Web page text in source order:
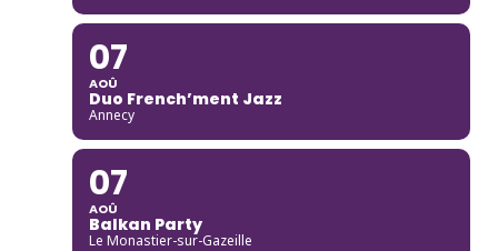
07
AOÛ
Duo French’ment Jazz
Annecy
07
AOÛ
Balkan Party
Le Monastier-sur-Gazeille